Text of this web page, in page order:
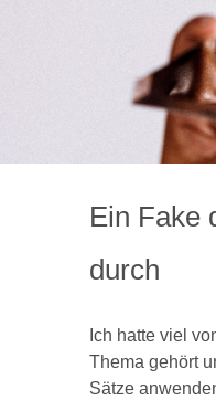
Ein Fake
durch
Ich hatte viel
Thema gehört
Sätze